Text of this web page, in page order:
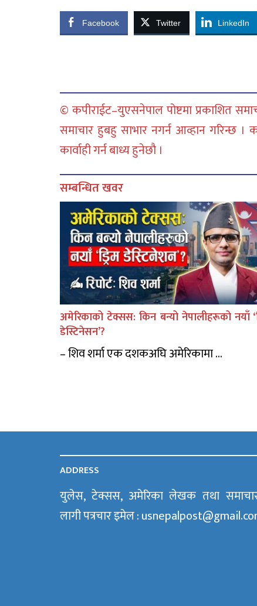
Facebook Twitter LinkedIn
© कपीराईट–युएसनेपाल पोष्टमा प्रकाशित
समाचार हुबहु साभार नगर्न आव्हान गरिन्छ ।
कार्वाही गर्न बाध्य हुनेछौ ।
सम्बन्धित खवर
अमेरिकाको टेक्सस: किन बन्यो नेपालीहरूको नयाँ
डेस्टिनेसन’?
– शिव शर्मा एक दशकअघि अमेरिकामा ...
ADDRESS
युलेस, टेक्सस, अमेरिका लेखक तथा
लागी पत्रचार इमेल :